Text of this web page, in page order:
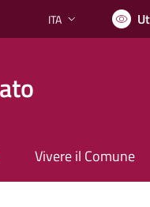
Lingua attiva:
ITA
Vivere il Comune